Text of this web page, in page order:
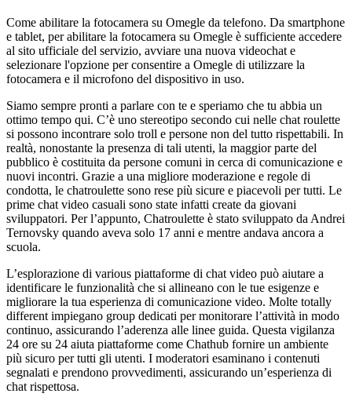
Come abilitare la fotocamera su Omegle da telefono. Da smartphone
e tablet, per abilitare la fotocamera su Omegle è sufficiente accedere
al sito ufficiale del servizio, avviare una nuova videochat e
selezionare l'opzione per consentire a Omegle di utilizzare la
fotocamera e il microfono del dispositivo in uso.
Siamo sempre pronti a parlare con te e speriamo che tu abbia un
ottimo tempo qui. C’è uno stereotipo secondo cui nelle chat roulette
si possono incontrare solo troll e persone non del tutto rispettabili. In
realtà, nonostante la presenza di tali utenti, la maggior parte del
pubblico è costituita da persone comuni in cerca di comunicazione e
nuovi incontri. Grazie a una migliore moderazione e regole di
condotta, le chatroulette sono rese più sicure e piacevoli per tutti. Le
prime chat video casuali sono state infatti create da giovani
sviluppatori. Per l’appunto, Chatroulette è stato sviluppato da Andrei
Ternovsky quando aveva solo 17 anni e mentre andava ancora a
scuola.
L’esplorazione di various piattaforme di chat video può aiutare a
identificare le funzionalità che si allineano con le tue esigenze e
migliorare la tua esperienza di comunicazione video. Molte totally
different impiegano group dedicati per monitorare l’attività in modo
continuo, assicurando l’aderenza alle linee guida. Questa vigilanza
24 ore su 24 aiuta piattaforme come Chathub fornire un ambiente
più sicuro per tutti gli utenti. I moderatori esaminano i contenuti
segnalati e prendono provvedimenti, assicurando un’esperienza di
chat rispettosa.